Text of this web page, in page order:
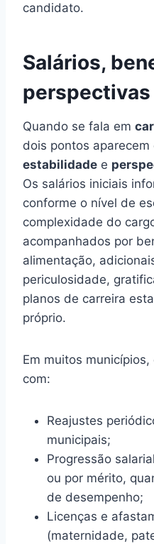
candidato.
Salários,
Quando se fala em
dois pontos
estabilidade e
Os salários iniciais
conforme o nível de
complexidade do
acompanhados por
alimentação,
periculosidade,
planos de carreira
próprio.
Em muitos
com:
Reajustes
municipais;
Progressão
ou por mérito,
de desempenho;
Licenças e
(maternidade,